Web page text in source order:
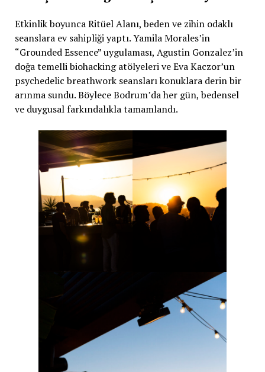
Etkinlik boyunca Ritüel Alanı, beden ve zihin odaklı
seanslara ev sahipliği yaptı. Yamila Morales’in
“Grounded Essence” uygulaması, Agustin Gonzalez’in
doğa temelli biohacking atölyeleri ve Eva Kaczor’un
psychedelic breathwork seansları konuklara derin bir
arınma sundu. Böylece Bodrum’da her gün, bedensel
ve duygusal farkındalıkla tamamlandı.